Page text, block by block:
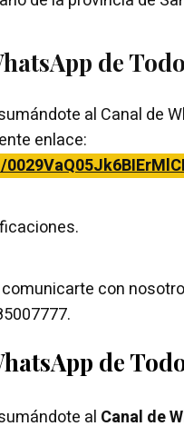
de
al Canal de
enlace:
con
de
al Canal de